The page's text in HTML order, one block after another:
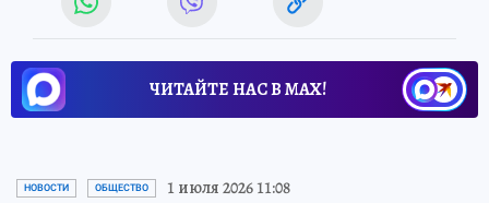
ЧИТАЙТЕ НАС В МАХ!
НОВОСТИ ОБЩЕСТВО 1 июля 2026 11:08